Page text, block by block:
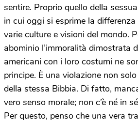
sentire. Proprio quello della
in cui oggi si esprime la
varie culture e visioni del mondo.
abominio l’immoralità dimostrata
americani con i loro costumi ne
principe. È una violazione non
della stessa Bibbia. Di fatto,
vero senso morale; non c’è né in
Per questo, penso che una vera